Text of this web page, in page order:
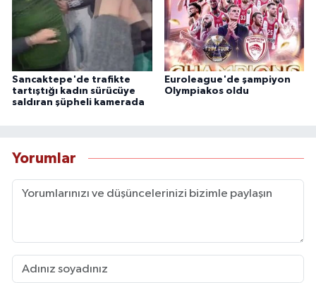
Sancaktepe'de trafikte
tartıştığı kadın sürücüye
saldıran şüpheli kamerada
Euroleague'de şampiyon
Olympiakos oldu
Yorumlar